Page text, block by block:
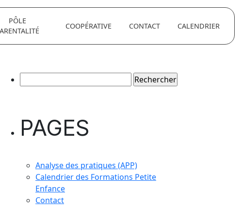
PÔLE
COOPÉRATIVE CONTACT CALENDRIER
PAGES
Analyse des pratiques (APP)
Calendrier des Formations Petite
Enfance
Contact